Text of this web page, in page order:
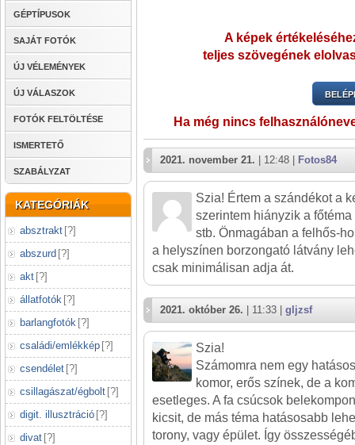
GÉPTÍPUSOK
SAJÁT FOTÓK
ÚJ VÉLEMÉNYEK
ÚJ VÁLASZOK
FOTÓK FELTÖLTÉSE
ISMERTETŐ
SZABÁLYZAT
KATEGÓRIÁK
absztrakt [?]
abszurd [?]
akt [?]
állatfotók [?]
barlangfotók [?]
családi/emlékkép [?]
csendélet [?]
csillagászat/égbolt [?]
digit. illusztráció [?]
divat [?]
A képek
teljes szövegének
Ha még nincs
2021. november 21. | 12:48 | Fotos84
Szia! Értem a szándékot a
szerintem hiányzik a
stb. Önmagában a felhős-
a helyszínen borzongató látvány
csak minimálisan adja át.
2021. október 26. | 11:33 | gljzsf
Szia!
Számomra nem egy
komor, erős színek, de a
esetleges. A fa csúcsok
kicsit, de más téma hatásosabb
torony, vagy épület. Így